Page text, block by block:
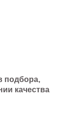
подбора,
качества